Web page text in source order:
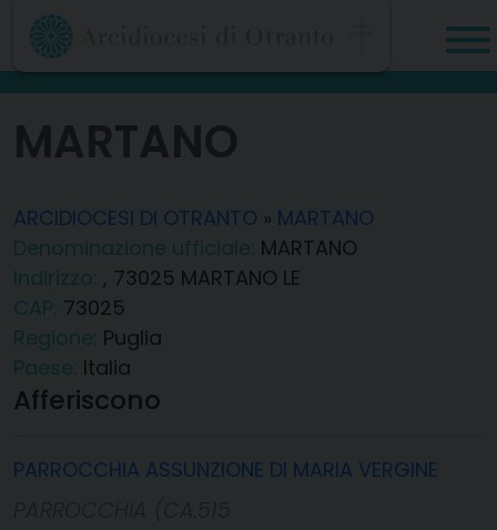
Skip
content
MARTANO
ARCIDIOCESI DI OTRANTO » MARTANO
Denominazione ufficiale: MARTANO
Indirizzo: , 73025 MARTANO LE
CAP: 73025
Regione: Puglia
Paese: Italia
Afferiscono
PARROCCHIA ASSUNZIONE DI MARIA VERGINE